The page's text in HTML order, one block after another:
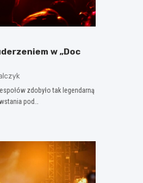
w „Doc
zdobyło tak legendarną
pod…